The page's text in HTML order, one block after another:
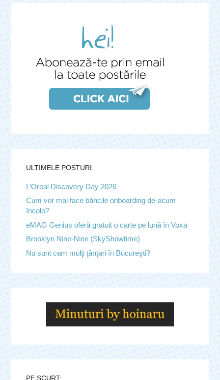
ULTIMELE POSTURI.
L’Oreal Discovery Day 2026
Cum vor mai face băncile onboarding de-acum
încolo?
eMAG Genius oferă gratuit o carte pe lună în Voxa
Brooklyn Nine-Nine (SkyShowtime)
Nu sunt cam mulţi ţânţari în Bucureşti?
PE SCURT: